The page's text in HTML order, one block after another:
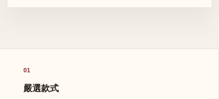
01
嚴選款式